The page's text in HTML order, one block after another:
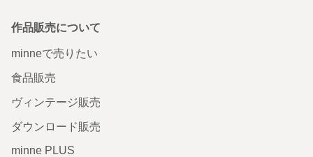
作品販売について
minneで売りたい
食品販売
ヴィンテージ販売
ダウンロード販売
minne PLUS